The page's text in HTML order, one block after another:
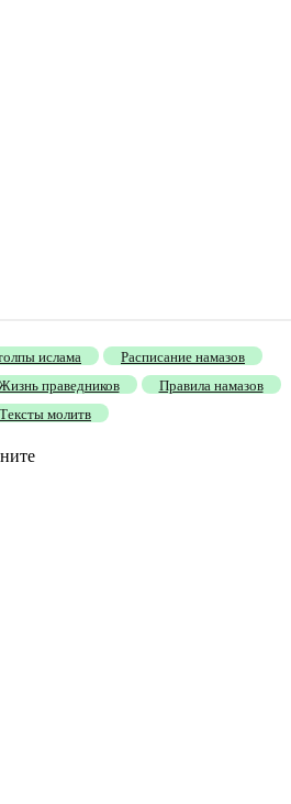
ислама
Расписание намазов
праведников
Правила намазов
Тексты молитв